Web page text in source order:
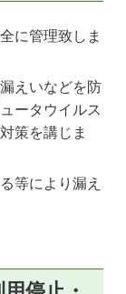
に管理致しま
えいなどを防
ータウイルス
策を講じま
等により漏え